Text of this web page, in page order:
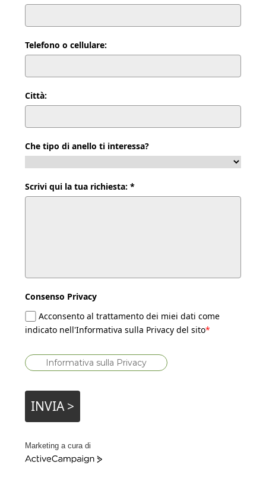
Telefono o cellulare:
Città:
Che tipo di anello ti interessa?
Scrivi qui la tua richiesta: *
Consenso Privacy
Acconsento al trattamento dei miei dati come
indicato nell'Informativa sulla Privacy del sito*
Informativa sulla Privacy
INVIA >
Marketing a cura di
ActiveCampaign